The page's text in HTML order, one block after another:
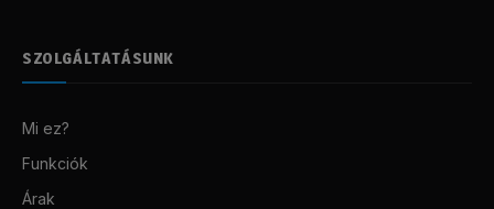
SZOLGÁLTATÁSUNK
Mi ez?
Funkciók
Árak